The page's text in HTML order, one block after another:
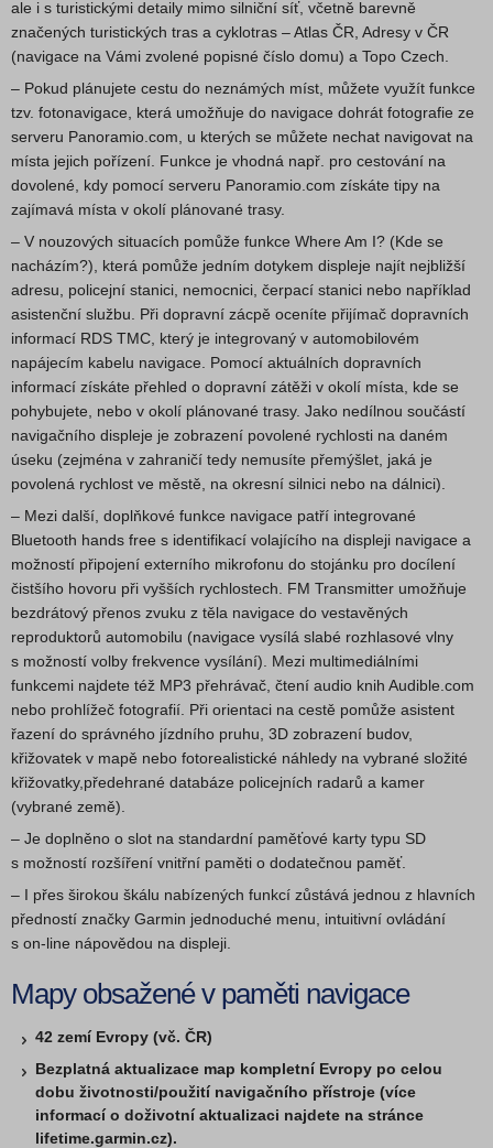
ale i s turistickými detaily mimo silniční síť, včetně barevně
značených turistických tras a cyklotras – Atlas ČR, Adresy v ČR
(navigace na Vámi zvolené popisné číslo domu) a Topo Czech.
– Pokud plánujete cestu do neznámých míst, můžete využít funkce
tzv. fotonavigace, která umožňuje do navigace dohrát fotografie ze
serveru Panoramio.com, u kterých se můžete nechat navigovat na
místa jejich pořízení. Funkce je vhodná např. pro cestování na
dovolené, kdy pomocí serveru Panoramio.com získáte tipy na
zajímavá místa v okolí plánované trasy.
– V nouzových situacích pomůže funkce Where Am I? (Kde se
nacházím?), která pomůže jedním dotykem displeje najít nejbližší
adresu, policejní stanici, nemocnici, čerpací stanici nebo například
asistenční službu. Při dopravní zácpě oceníte přijímač dopravních
informací RDS TMC, který je integrovaný v automobilovém
napájecím kabelu navigace. Pomocí aktuálních dopravních
informací získáte přehled o dopravní zátěži v okolí místa, kde se
pohybujete, nebo v okolí plánované trasy. Jako nedílnou součástí
navigačního displeje je zobrazení povolené rychlosti na daném
úseku (zejména v zahraničí tedy nemusíte přemýšlet, jaká je
povolená rychlost ve městě, na okresní silnici nebo na dálnici).
– Mezi další, doplňkové funkce navigace patří integrované
Bluetooth hands free s identifikací volajícího na displeji navigace a
možností připojení externího mikrofonu do stojánku pro docílení
čistšího hovoru při vyšších rychlostech. FM Transmitter umožňuje
bezdrátový přenos zvuku z těla navigace do vestavěných
reproduktorů automobilu (navigace vysílá slabé rozhlasové vlny
s možností volby frekvence vysílání). Mezi multimediálními
funkcemi najdete též MP3 přehrávač, čtení audio knih Audible.com
nebo prohlížeč fotografií. Při orientaci na cestě pomůže asistent
řazení do správného jízdního pruhu, 3D zobrazení budov,
křižovatek v mapě nebo fotorealistické náhledy na vybrané složité
křižovatky,pře­dehrané databáze policejních radarů a kamer
(vybrané země).
– Je doplněno o slot na standardní paměťové karty typu SD
s možností rozšíření vnitřní paměti o dodatečnou paměť.
– I přes širokou škálu nabízených funkcí zůstává jednou z hlavních
předností značky Garmin jednoduché menu, intuitivní ovládání
s on-line nápovědou na displeji.
Mapy obsažené v paměti navigace
42 zemí Evropy (vč. ČR)
Bezplatná aktualizace map kompletní Evropy po celou
dobu životnosti/použití navigačního přístroje (více
informací o doživotní aktualizaci najdete na stránce
lifetime.garmin­.cz).